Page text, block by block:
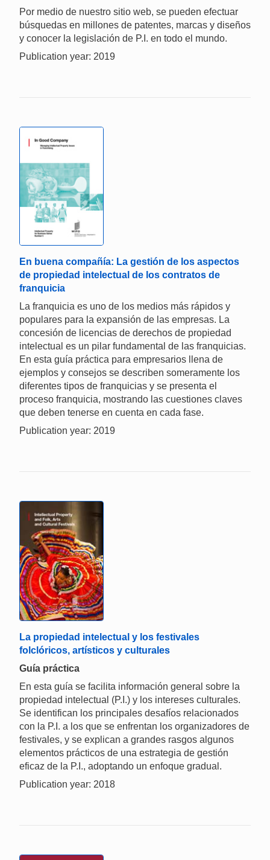
Por medio de nuestro sitio web, se pueden efectuar
búsquedas en millones de patentes, marcas y diseños
y conocer la legislación de P.I. en todo el mundo.
Publication year: 2019
En buena compañía: La gestión de los aspectos
de propiedad intelectual de los contratos de
franquicia
La franquicia es uno de los medios más rápidos y
populares para la expansión de las empresas. La
concesión de licencias de derechos de propiedad
intelectual es un pilar fundamental de las franquicias.
En esta guía práctica para empresarios llena de
ejemplos y consejos se describen someramente los
diferentes tipos de franquicias y se presenta el
proceso franquicia, mostrando las cuestiones claves
que deben tenerse en cuenta en cada fase.
Publication year: 2019
La propiedad intelectual y los festivales
folclóricos, artísticos y culturales
Guía práctica
En esta guía se facilita información general sobre la
propiedad intelectual (P.I.) y los intereses culturales.
Se identifican los principales desafíos relacionados
con la P.I. a los que se enfrentan los organizadores de
festivales, y se explican a grandes rasgos algunos
elementos prácticos de una estrategia de gestión
eficaz de la P.I., adoptando un enfoque gradual.
Publication year: 2018